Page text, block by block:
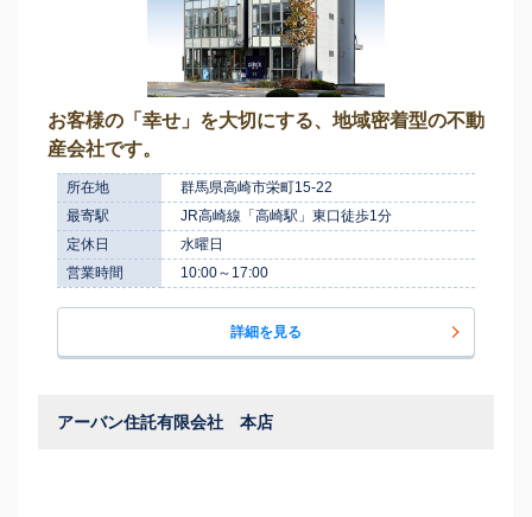
お客様の「幸せ」を大切にする、地域密着型の不動
産会社です。
所在地
群馬県高崎市栄町15-22
最寄駅
JR高崎線「高崎駅」東口徒歩1分
定休日
水曜日
営業時間
10:00～17:00
詳細を見る
アーバン住託有限会社 本店